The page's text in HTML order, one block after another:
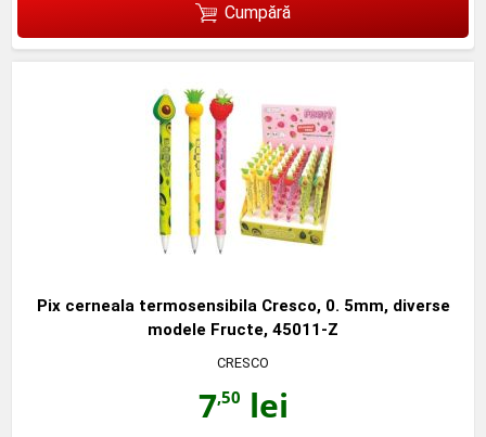
Cumpără
Pix cerneala termosensibila Cresco, 0. 5mm, diverse
modele Fructe, 45011-Z
CRESCO
7,50 lei